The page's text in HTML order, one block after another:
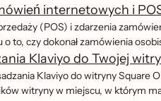
internetowych i
(POS) i zdarzenia
to, czy dokonał zamówienia
Klaviyo do Twojej
Klaviyo do witryny Square
witryny w miejscu, w którym